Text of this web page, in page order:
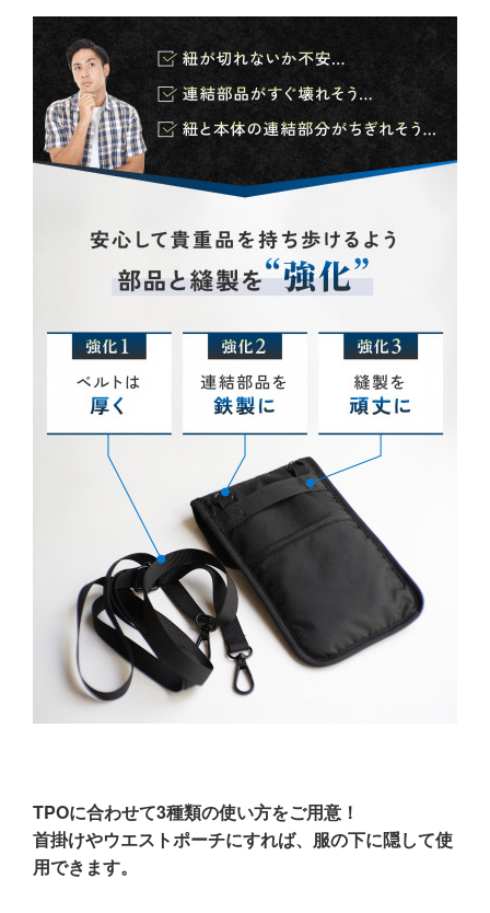
TPOに合わせて3種類の使い方をご用意！
首掛けやウエストポーチにすれば、服の下に隠して使
用できます。